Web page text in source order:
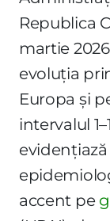
Republica
martie
evoluția
Europa și
intervalul
accent pe